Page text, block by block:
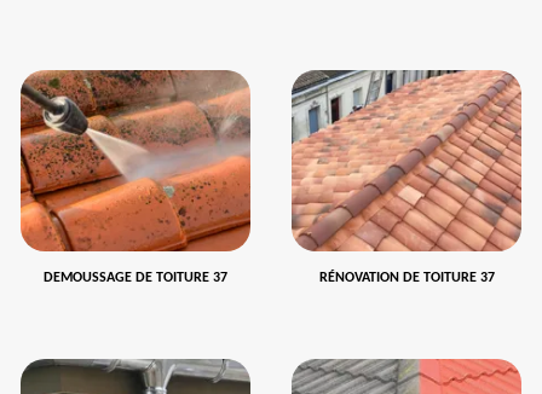
DEMOUSSAGE DE TOITURE 37 RÉNOVATION DE TOITURE 37